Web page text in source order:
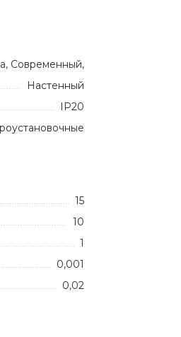
Современный,
Настенный
IP20
15
10
1
0,001
0,02